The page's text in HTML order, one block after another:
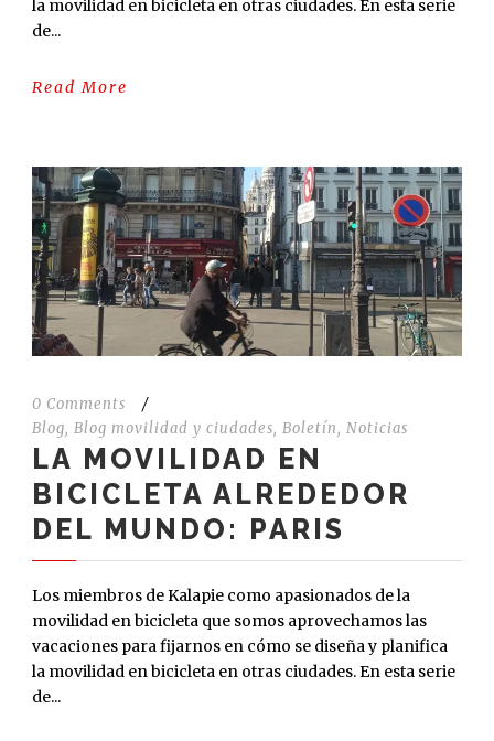
la movilidad en bicicleta en otras ciudades. En esta serie
de...
Read More
0 Comments
/
Blog, Blog movilidad y ciudades, Boletín, Noticias
LA MOVILIDAD EN
BICICLETA ALREDEDOR
DEL MUNDO: PARIS
Los miembros de Kalapie como apasionados de la
movilidad en bicicleta que somos aprovechamos las
vacaciones para fijarnos en cómo se diseña y planifica
la movilidad en bicicleta en otras ciudades. En esta serie
de...